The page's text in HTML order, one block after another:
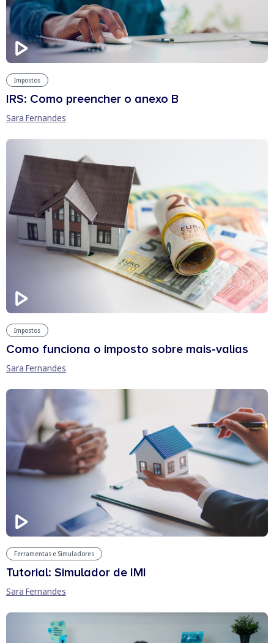
Impostos
IRS: Como preencher o anexo B
Sara Fernandes
Impostos
Como funciona o imposto sobre mais-valias
Sara Fernandes
Ferramentas e Simuladores
Tutorial: Simulador de IMI
Sara Fernandes